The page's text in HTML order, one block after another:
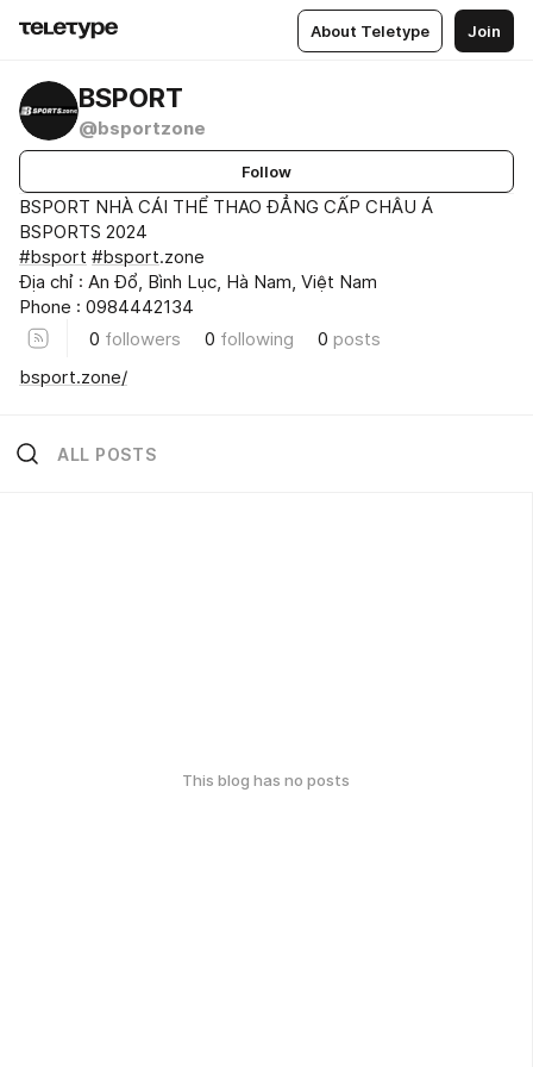
About Teletype Join
BSPORT
@bsportzone
Follow
BSPORT NHÀ CÁI THỂ THAO ĐẲNG CẤP CHÂU Á
BSPORTS 2024
#bsport #bsport.zone
Địa chỉ : An Đổ, Bình Lục, Hà Nam, Việt Nam
Phone : 0984442134
0 followers 0 following 0 posts
bsport.zone/
ALL POSTS
This blog has no posts